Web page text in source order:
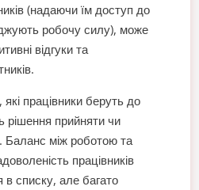
(надаючи їм доступ до
робочу силу), може
відгуки та
які працівники беруть до
рішення прийняти чи
Баланс між роботою та
працівників
в списку, але багато